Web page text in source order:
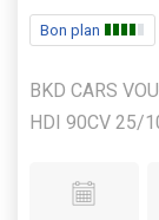
Bon plan
BKD CARS
HDI 90CV 25/